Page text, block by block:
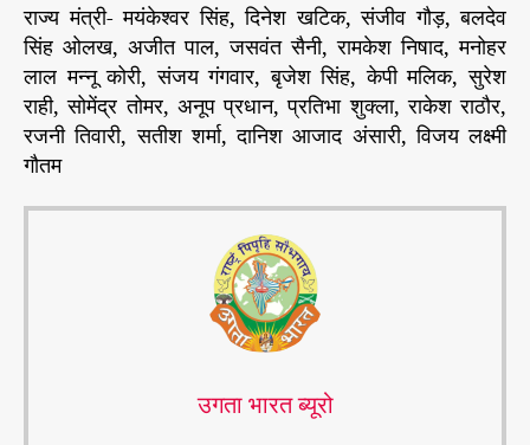
राज्य मंत्री- मयंकेश्वर सिंह, दिनेश खटिक, संजीव गौड़, बलदेव
सिंह ओलख, अजीत पाल, जसवंत सैनी, रामकेश निषाद, मनोहर
लाल मन्नू कोरी, संजय गंगवार, बृजेश सिंह, केपी मलिक, सुरेश
राही, सोमेंद्र तोमर, अनूप प्रधान, प्रतिभा शुक्ला, राकेश राठौर,
रजनी तिवारी, सतीश शर्मा, दानिश आजाद अंसारी, विजय लक्ष्मी
गौतम
उगता भारत ब्यूरो